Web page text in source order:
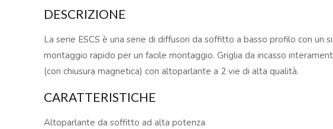
DESCRIZIONE
La serie ESCS è una serie di diffusori da soffitto a basso profilo con un
montaggio rapido per un facile montaggio. Griglia da incasso
(con chiusura magnetica) con altoparlante a 2 vie di alta qualità.
CARATTERISTICHE
Altoparlante da soffitto ad alta potenza